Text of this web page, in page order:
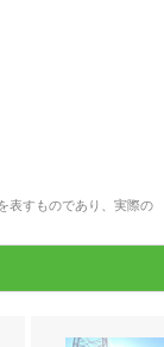
表すものであり、実際の